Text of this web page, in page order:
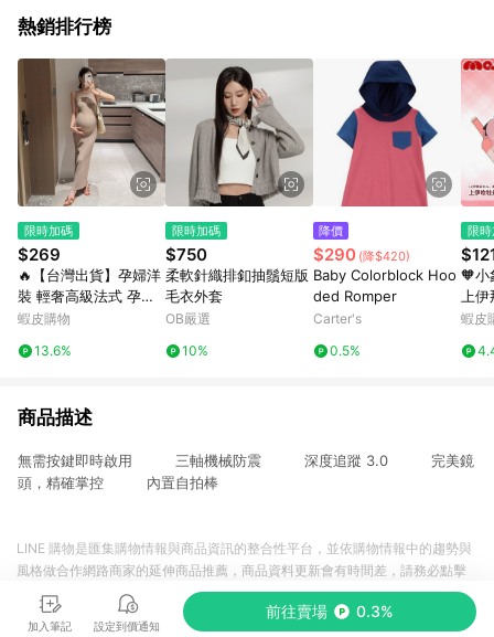
熱銷排行榜
限時加碼
$269
🔥【台灣出貨】孕婦洋
裝 輕奢高級法式 孕婦
連衣裙 夏季新款 氣質
織長裙 修身孕婦長裙
蝦皮購物
13.6%
限時加碼
$750
柔軟針織排釦抽鬚短版
毛衣外套
OB嚴選
10%
降價
$290 (降$420)
Baby Colorblock Hoo
ded Romper
Carter's
0.5%
限
🧡小
上
物
蝦皮
商品描述
無需按鍵即時啟用 三軸機械防震 深度追蹤 3.0 完美鏡
頭，精確掌控 內置自拍棒
加入筆記 設定到價通知
前往賣場 0.3%
LINE 購物是匯集購物情報與商品資訊的整合性平台，並依購物情報中的趨勢與
風格做合作網路商家的延伸商品推薦，商品資料更新會有時間差，請務必點擊
商品至各合作網路商家，確認現售價與購物條件，一切資訊以合作廠商網頁為
準。